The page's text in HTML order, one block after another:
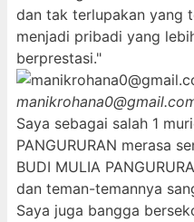
dan tak terlupakan yang
menjadi pribadi yang
berprestasi."
Saya sebagai salah 1
PANGURURAN merasa
BUDI MULIA
dan teman-temannya
Saya juga bangga